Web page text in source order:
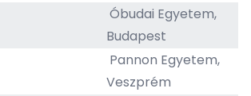
Óbudai Egyetem,
Budapest
Pannon Egyetem,
Veszprém